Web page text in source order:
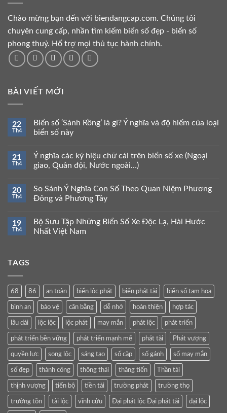
Chào mừng bạn đến với biendangcap.com. Chúng tôi
chuyên cung cấp, nhần tìm kiếm biển số đẹp - biển số
phong thuỷ. Hổ trợ mọi thủ tục hành chính.
BÀI VIẾT MỚI
22
Th4
Biển số ‘Sảnh Rồng’ là gì? Ý nghĩa và độ hiếm của loại
biển số này
21
Th4
Ý nghĩa các ký hiệu chữ cái trên biển số xe (Ngoại
giao, Quân đội, Nước ngoài…)
20
Th4
So Sánh Ý Nghĩa Con Số Theo Quan Niệm Phương
Đông và Phương Tây
19
Th4
Bộ Sưu Tập Những Biển Số Xe Độc Lạ, Hài Hước
Nhất Việt Nam
TAGS
68 86 an toàn biển lộc phát biển phát tài biển số tam hoa
bình an bảo vệ cân bằng dễ nhớ hoàn thiện hợp tác
lâu dài lộc lộc lộc phát may mắn phát lộc phát triển
phát triển bền vững phát triển mạnh mẽ phát tài Phát vượng
quyền lực song lộc sáng tạo số cặp số gánh số may mắn
số đẹp thành công thông thái thăng tiến Thần tài
thịnh vượng tiến bộ tiền tài trường phát trường thọ
trường tồn tài lộc vĩnh cửu Đại phát lộc Đại phát tài đại lộc